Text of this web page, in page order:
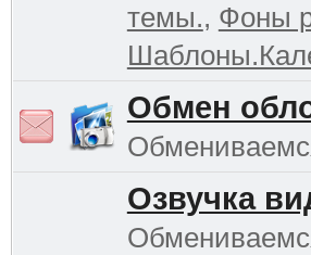
темы., Фоны
Обмен
Озвучка